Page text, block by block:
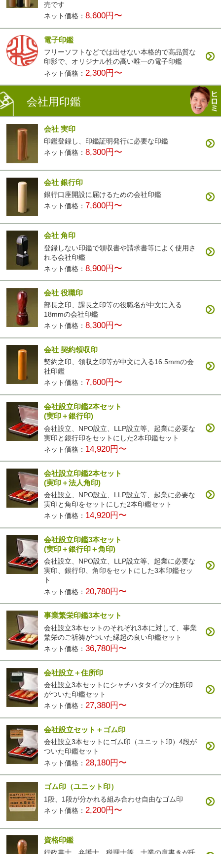
売です
ネット価格：8,600円〜
電子印鑑
フリーソフトなどでは出せない本格的で高品質な
印影で、オリジナル性の高い唯一の電子印鑑
ネット価格： 2,300円〜
会社用印鑑
会社 実印
印鑑登録し、印鑑証明発行に必要な印鑑
ネット価格：8,300円〜
会社 銀行印
銀行口座開設に届けるための会社印鑑
ネット価格： 7,600円〜
会社 角印
登録しない印鑑で領収書や請求書等によく使用さ
れる会社印鑑
ネット価格：8,900円〜
会社 役職印
部長之印、課長之印等の役職名が中文に入る
18mmの会社印鑑
ネット価格：8,300円〜
会社 契約領収印
契約之印、領収之印等が中文に入る16.5mmの会
社印鑑
ネット価格： 7,600円〜
会社設立印鑑2本セット
(実印＋銀行印)
会社設立、NPO設立、LLP設立等、起業に必要な
実印と銀行印をセットにした2本印鑑セット
ネット価格： 14,920円〜
会社設立印鑑2本セット
(実印＋法人角印)
会社設立、NPO設立、LLP設立等、起業に必要な
実印と角印をセットにした2本印鑑セット
ネット価格： 14,920円〜
会社設立印鑑3本セット
(実印＋銀行印＋角印)
会社設立、NPO設立、LLP設立等、起業に必要な
実印、銀行印、角印をセットにした3本印鑑セッ
ト
ネット価格： 20,780円〜
事業繁栄印鑑3本セット
会社設立3本セットのそれぞれ3本に対して、事業
繁栄のご祈祷がついた縁起の良い印鑑セット
ネット価格：36,780円〜
会社設立＋住所印
会社設立3本セットにシャチハタタイプの住所印
がついた印鑑セット
ネット価格： 27,380円〜
会社設立セット＋ゴム印
会社設立3本セットにゴム印（ユニット印）4段が
ついた印鑑セット
ネット価格： 28,180円〜
ゴム印（ユニット印）
1段、1段が分かれる組み合わせ自由なゴム印
ネット価格： 2,200円〜
資格印鑑
行政書士、弁護士、税理士等、士業の肩書きが氏